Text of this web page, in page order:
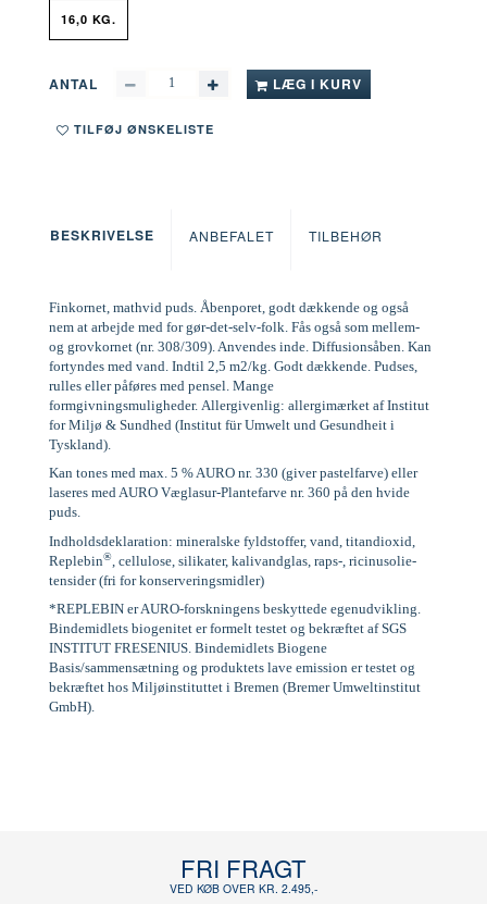
16,0 KG.
ANTAL LÆG I KURV
TILFØJ ØNSKELISTE
BESKRIVELSE ANBEFALET TILBEHØR
Finkornet, mathvid puds. Åbenporet, godt dækkende og også
nem at arbejde med for gør-det-selv-folk. Fås også som mellem-
og grovkornet (nr. 308/309). Anvendes inde. Diffusionsåben. Kan
fortyndes med vand. Indtil 2,5 m2/kg. Godt dækkende. Pudses,
rulles eller påføres med pensel. Mange
formgivningsmuligheder. Allergivenlig: allergimærket af Institut
for Miljø & Sundhed (Institut für Umwelt und Gesundheit i
Tyskland).
Kan tones med max. 5 % AURO nr. 330 (giver pastelfarve) eller
laseres med AURO Væglasur-Plantefarve nr. 360 på den hvide
puds.
Indholdsdeklaration: mineralske fyldstoffer, vand, titandioxid,
Replebin® , cellulose, silikater, kalivandglas, raps-, ricinusolie-
tensider (fri for konserveringsmidler)
*REPLEBIN er AURO-forskningens beskyttede egenudvikling.
Bindemidlets biogenitet er formelt testet og bekræftet af SGS
INSTITUT FRESENIUS. Bindemidlets Biogene
Basis/sammensætning og produktets lave emission er testet og
bekræftet hos Miljøinstituttet i Bremen (Bremer Umweltinstitut
GmbH).
FRI FRAGT
VED KØB OVER KR. 2.495,-